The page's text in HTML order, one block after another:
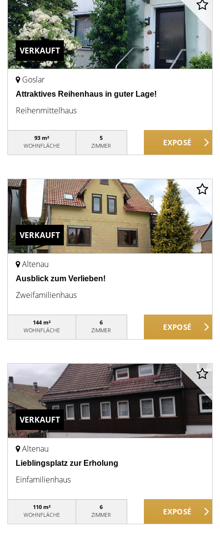
VERKAUFT
Goslar
Attraktives Reihenhaus in guter Lage!
Reihenmittelhaus
93 m²
WOHNFLÄCHE
5
ZIMMER
VERKAUFT
Altenau
Ausblick zum Verlieben!
Zweifamilienhaus
144 m²
WOHNFLÄCHE
6
ZIMMER
VERKAUFT
Altenau
Lieblingsplatz zur Erholung
Einfamilienhaus
110 m²
WOHNFLÄCHE
6
ZIMMER